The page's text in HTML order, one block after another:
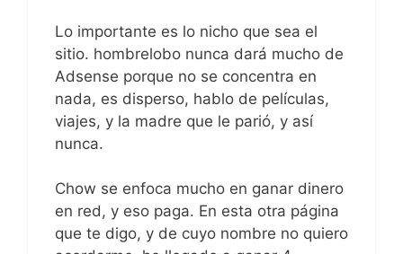
Lo importante es lo nicho que sea el
sitio. hombrelobo nunca dará mucho de
Adsense porque no se concentra en
nada, es disperso, hablo de películas,
viajes, y la madre que le parió, y así
nunca.
Chow se enfoca mucho en ganar dinero
en red, y eso paga. En esta otra página
que te digo, y de cuyo nombre no quiero